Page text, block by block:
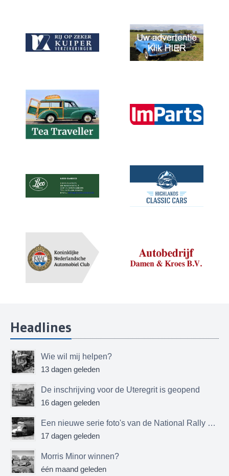
Headlines
Wie wil mij helpen?
13 dagen geleden
De inschrijving voor de Uteregrit is geopend
16 dagen geleden
Een nieuwe serie foto's van de National Rally MMOC
17 dagen geleden
Morris Minor winnen?
één maand geleden